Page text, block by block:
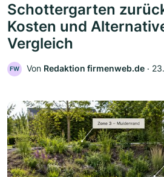
Schottergarten
Kosten und
Vergleich
FW Von Redaktion firmenweb.de ‧